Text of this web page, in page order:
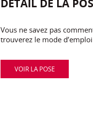
Vous ne savez pas
trouverez le mode
VOIR LA POSE